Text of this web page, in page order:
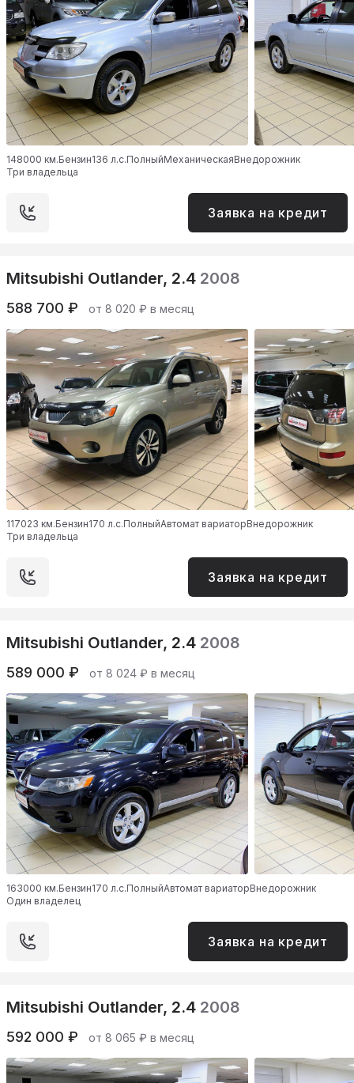
148000 км.Бензин136 л.с.ПолныйМеханическаяВнедорожник
Три владельца
Заявка на кредит
Mitsubishi Outlander, 2.4 2008
588 700 ₽ от 8 020 ₽ в месяц
117023 км.Бензин170 л.с.ПолныйАвтомат вариаторВнедорожник
Три владельца
Заявка на кредит
Mitsubishi Outlander, 2.4 2008
589 000 ₽ от 8 024 ₽ в месяц
163000 км.Бензин170 л.с.ПолныйАвтомат вариаторВнедорожник
Один владелец
Заявка на кредит
Mitsubishi Outlander, 2.4 2008
592 000 ₽ от 8 065 ₽ в месяц